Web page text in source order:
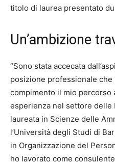
titolo di laurea presentato
Un’ambizione
“Sono stata accecata
posizione professionale
compimento il mio percorso
esperienza nel settore delle
laureata in Scienze delle
l’Università degli Studi di
in Organizzazione del
ho lavorato come